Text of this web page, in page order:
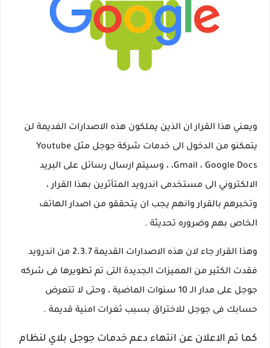
ويعني هذا القرار ان الذين يملكون هذه الاصدارات الفديمة لن
يتمكنو من الدخول الى خدمات شركة جوجل مثل Youtube
،Gmail ، Google Docs ، وسيتم ارسال رسائل على البريد
الالكتروني الى مستخدمى اندرويد المتأثرين بهذا القرار ،
وتخبرهم بالقرار وانهم يجب ان يتحققو من اصدار الهاتف
الخاص بهم وضروره تحديثة .
وهذا القرار جاء لان هذه الاصدارات القديمة 2.3.7 من اندرويد
فقدت الكثير من المميزات الجديدة التى تم تطويرها فى شركه
جوجل على مدار الـ 10 سنوات الماضية ، وحتى لا تتعرض
حسابك فى جوجل للاختراق بسبب ثغرات امنية قديمة .
كما تم الاعلان عن انتهاء دعم خدمات جوجل بلاي لنظام